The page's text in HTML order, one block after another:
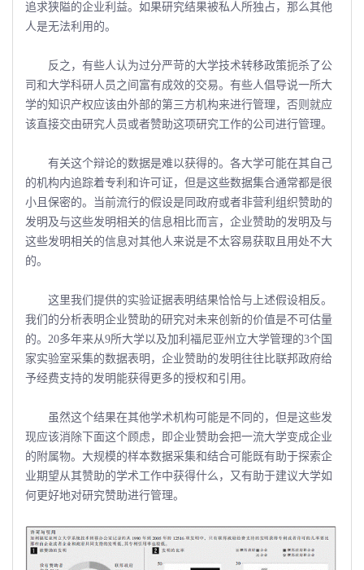
追求狭隘的企业利益。如果研究结果被私人所独占，那么其他
人是无法利用的。
反之，有些人认为过分严苛的大学技术转移政策扼杀了公
司和大学科研人员之间富有成效的交易。有些人倡导说一所大
学的知识产权应该由外部的第三方机构来进行管理，否则就应
该直接交由研究人员或者赞助这项研究工作的公司进行管理。
有关这个辩论的数据是难以获得的。各大学可能在其自己
的机构内追踪着专利和许可证，但是这些数据集合通常都是很
小且保密的。当前流行的假设是同政府或者非营利组织赞助的
发明及与这些发明相关的信息相比而言，企业赞助的发明及与
这些发明相关的信息对其他人来说是不太容易获取且用处不大
的。
这里我们提供的实验证据表明结果恰恰与上述假设相反。
我们的分析表明企业赞助的研究对未来创新的价值是不可估量
的。20多年来从9所大学以及加利福尼亚州立大学管理的3个国
家实验室采集的数据表明，企业赞助的发明往往比联邦政府给
予经费支持的发明能获得更多的授权和引用。
虽然这个结果在其他学术机构可能是不同的，但是这些发
现应该消除下面这个顾虑，即企业赞助会把一流大学变成企业
的附属物。大规模的样本数据采集和结合可能既有助于探索企
业期望从其赞助的学术工作中获得什么，又有助于建议大学如
何更好地对研究赞助进行管理。